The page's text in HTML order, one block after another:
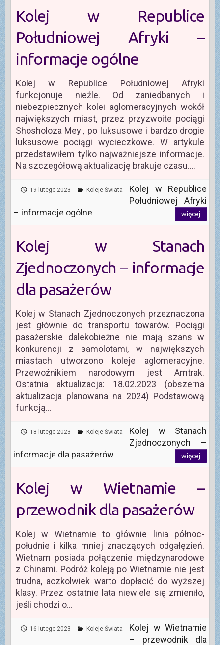
Kolej w Republice
Południowej Afryki –
informacje ogólne
Kolej w Republice Południowej Afryki
funkcjonuje nieźle. Od zaniedbanych i
niebezpiecznych kolei aglomeracyjnych wokół
największych miast, przez przyzwoite pociągi
Shosholoza Meyl, po luksusowe i bardzo drogie
luksusowe pociągi wycieczkowe. W artykule
przedstawiłem tylko najważniejsze informacje.
Na szczegółową aktualizację brakuje czasu.…
19 lutego 2023 Koleje Świata
Kolej w Republice
Południowej Afryki
– informacje ogólne
więcej
Kolej w Stanach
Zjednoczonych – informacje
dla pasażerów
Kolej w Stanach Zjednoczonych przeznaczona
jest głównie do transportu towarów. Pociągi
pasażerskie dalekobieżne nie mają szans w
konkurencji z samolotami, w największych
miastach utworzono koleje aglomeracyjne.
Przewoźnikiem narodowym jest Amtrak.
Ostatnia aktualizacja: 18.02.2023 (obszerna
aktualizacja planowana na 2024) Podstawową
funkcją…
18 lutego 2023 Koleje Świata
Kolej w Stanach
Zjednoczonych –
informacje dla pasażerów
więcej
Kolej w Wietnamie –
przewodnik dla pasażerów
Kolej w Wietnamie to głównie linia północ-
południe i kilka mniej znaczących odgałęzień.
Wietnam posiada połączenie międzynarodowe
z Chinami. Podróż koleją po Wietnamie nie jest
trudna, aczkolwiek warto dopłacić do wyższej
klasy. Przez ostatnie lata niewiele się zmieniło,
jeśli chodzi o…
16 lutego 2023 Koleje Świata
Kolej w Wietnamie
– przewodnik dla